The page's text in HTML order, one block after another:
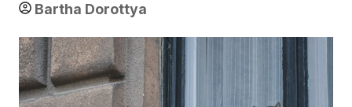
Bartha Dorottya